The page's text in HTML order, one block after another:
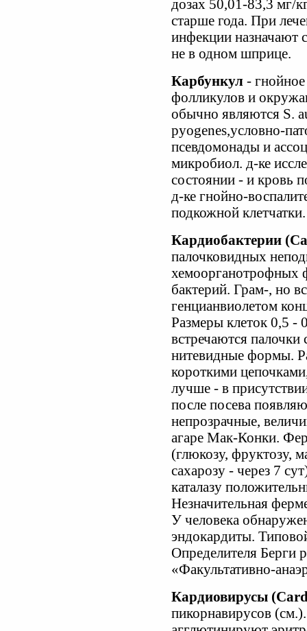
дозах 50,01-83,3 мг/
старше года. При
инфекции назначают
не в одном шприце.
Карбункул -
фолликулов и
обычно являются S.
pyogenes,условно-
псевдомонады и
микробиол. д-ке
состоянии - и кровь
д-ке гнойно-
подкожной клетчатки.
Кардиобактерии
палочковидных
хемоорганотрофных
бактерий. Грам-, но
генцианвиолетом
Размеры клеток 0,5
встречаются
нитевидные формы.
короткими
лучше - в
после посева
непрозрачные,
агаре Мак-Конки.
(глюкозу, фруктозу,
сахарозу - через 7
каталазу
Незначительная
У человека
эндокардиты.
Определителя Берги
«Факультативно-
Кардиовирусы
пикорнавирусов